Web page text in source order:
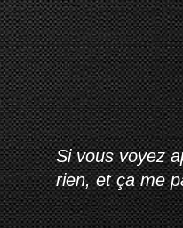
Si vous voyez
rien, et ça me